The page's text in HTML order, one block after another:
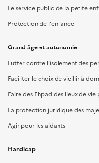
Le service public de la petite
Protection de l'enfance
Grand âge et autonomie
Lutter contre l’isolement des
Faciliter le choix de vieillir à
Faire des Ehpad des lieux de
La protection juridique des
Agir pour les aidants
Handicap